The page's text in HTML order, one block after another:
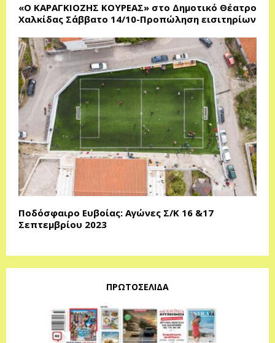
«Ο ΚΑΡΑΓΚΙΟΖΗΣ ΚΟΥΡΕΑΣ» στο Δημοτικό Θέατρο
Χαλκίδας Σάββατο 14/10-Προπώληση εισιτηρίων
Ποδόσφαιρο Ευβοίας: Αγώνες Σ/Κ 16 &17
Σεπτεμβρίου 2023
ΠΡΩΤΟΣΕΛΙΔΑ